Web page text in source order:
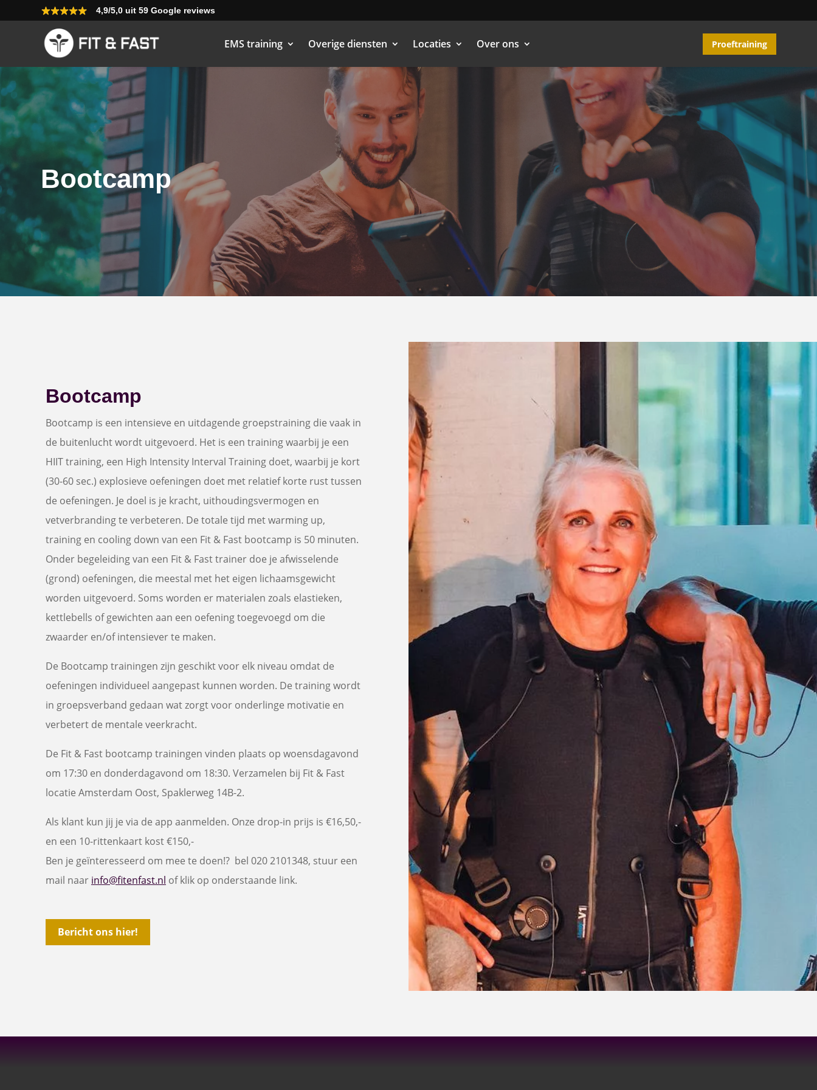
4,9/5,0 uit 59 Google reviews
EMS training Overige diensten Locaties Over ons Proeftraining
Bootcamp
Bootcamp
Bootcamp is een intensieve en uitdagende groepstraining die vaak in
de buitenlucht wordt uitgevoerd. Het is een training waarbij je een
HIIT training, een High Intensity Interval Training doet, waarbij je kort
(30-60 sec.) explosieve oefeningen doet met relatief korte rust tussen
de oefeningen. Je doel is je kracht, uithoudingsvermogen en
vetverbranding te verbeteren. De totale tijd met warming up,
training en cooling down van een Fit & Fast bootcamp is 50 minuten.
Onder begeleiding van een Fit & Fast trainer doe je afwisselende
(grond) oefeningen, die meestal met het eigen lichaamsgewicht
worden uitgevoerd. Soms worden er materialen zoals elastieken,
kettlebells of gewichten aan een oefening toegevoegd om die
zwaarder en/of intensiever te maken.
De Bootcamp trainingen zijn geschikt voor elk niveau omdat de
oefeningen individueel aangepast kunnen worden. De training wordt
in groepsverband gedaan wat zorgt voor onderlinge motivatie en
verbetert de mentale veerkracht.
De Fit & Fast bootcamp trainingen vinden plaats op woensdagavond
om 17:30 en donderdagavond om 18:30. Verzamelen bij Fit & Fast
locatie Amsterdam Oost, Spaklerweg 14B-2.
Als klant kun jij je via de app aanmelden. Onze drop-in prijs is €16,50,-
en een 10-rittenkaart kost €150,-
Ben je geïnteresseerd om mee te doen!? bel 020 2101348, stuur een
mail naar info@fitenfast.nl of klik op onderstaande link.
Bericht ons hier!